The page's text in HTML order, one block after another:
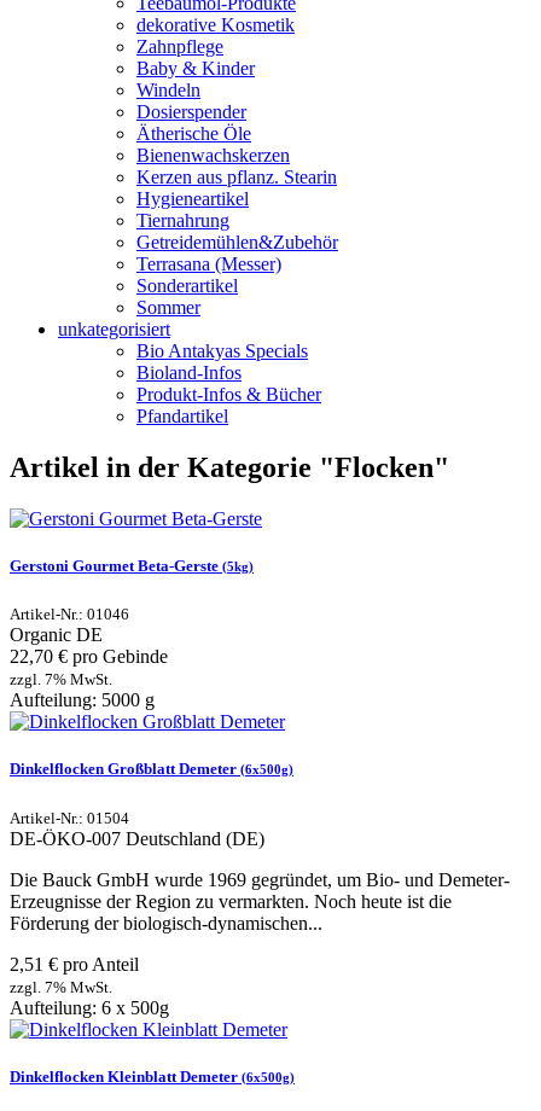
dekorative Kosmetik
Zahnpflege
Baby & Kinder
Windeln
Dosierspender
Ätherische Öle
Bienenwachskerzen
Kerzen aus pflanz. Stearin
Hygieneartikel
Tiernahrung
Getreidemühlen&Zubehör
Terrasana (Messer)
Sonderartikel
Sommer
unkategorisiert
Bio Antakyas Specials
Bioland-Infos
Produkt-Infos & Bücher
Pfandartikel
Artikel in der Kategorie "Flocken"
Gerstoni Gourmet Beta-Gerste (5kg)
Artikel-Nr.: 01046
Organic DE
22,70 € pro Gebinde
zzgl. 7% MwSt.
Aufteilung: 5000 g
Dinkelflocken Großblatt Demeter (6x500g)
Artikel-Nr.: 01504
DE-ÖKO-007 Deutschland (DE)
Die Bauck GmbH wurde 1969 gegründet, um Bio- und Demeter-
Erzeugnisse der Region zu vermarkten. Noch heute ist die
Förderung der biologisch-dynamischen...
2,51 € pro Anteil
zzgl. 7% MwSt.
Aufteilung: 6 x 500g
Dinkelflocken Kleinblatt Demeter (6x500g)